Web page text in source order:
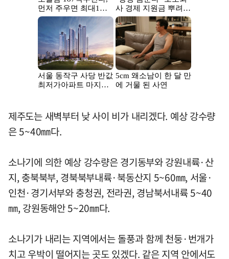
제주도는 새벽부터 낮 사이 비가 내리겠다. 예상 강수량
은 5~40㎜다.
소나기에 의한 예상 강수량은 경기동부와 강원내륙·산
지, 충북북부, 경북북부내륙·북동산지 5~60㎜, 서울·
인천·경기서부와 충청권, 전라권, 경남북서내륙 5~40
㎜, 강원동해안 5~20㎜다.
소나기가 내리는 지역에서는 돌풍과 함께 천둥·번개가
치고 우박이 떨어지는 곳도 있겠다. 같은 지역 안에서도